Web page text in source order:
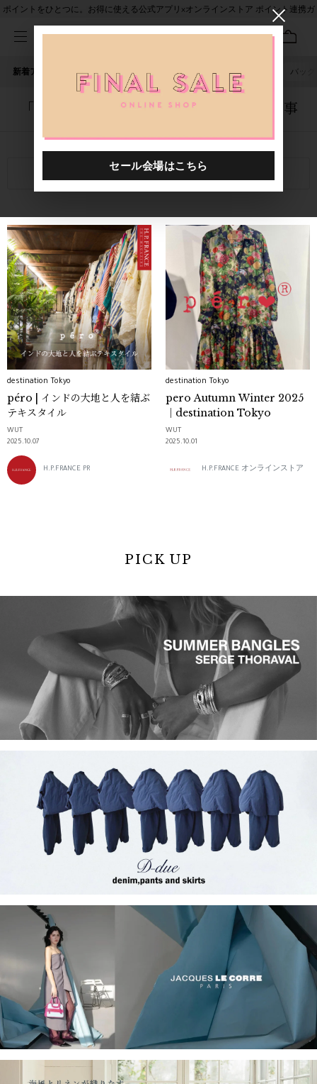
ポイントをひとつに。お得に使える公式アプリ×オンラインストア ポイント連携ガ
新着アイテム 人気ワード セール 40th限定 バッグ
「1020901.2520038.0999」に関する記事
関連キーワード
destination Tokyo
péro | インドの大地と人を結ぶ
テキスタイル
WUT
2025.10.07
H.P.FRANCE PR
destination Tokyo
pero Autumn Winter 2025
｜destination Tokyo
WUT
2025.10.01
H.P.FRANCE オンラインストア
PICK UP